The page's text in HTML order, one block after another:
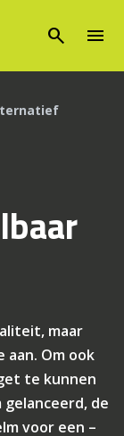
search menu
maar
Om ook
te kunnen
de
voor een –